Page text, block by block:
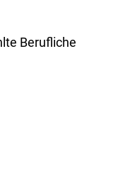
Berufliche